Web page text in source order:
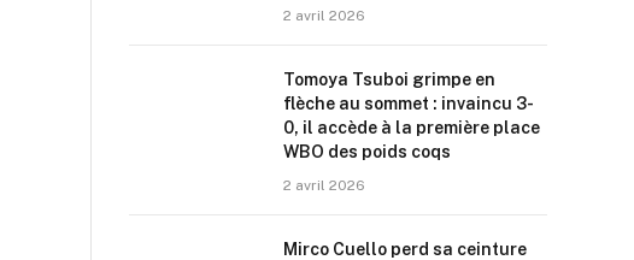
2 avril 2026
Tomoya Tsuboi grimpe en
flèche au sommet : invaincu 3-
0, il accède à la première place
WBO des poids coqs
2 avril 2026
Mirco Cuello perd sa ceinture